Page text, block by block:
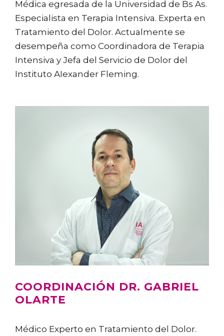
Médica egresada de la Universidad de Bs As.
Especialista en Terapia Intensiva. Experta en
Tratamiento del Dolor. Actualmente se
desempeña como Coordinadora de Terapia
Intensiva y Jefa del Servicio de Dolor del
Instituto AIexander Fleming.
COORDINACIÓN DR. GABRIEL
OLARTE
Médico Experto en Tratamiento del Dolor.